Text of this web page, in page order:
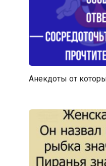
Анекдоты от